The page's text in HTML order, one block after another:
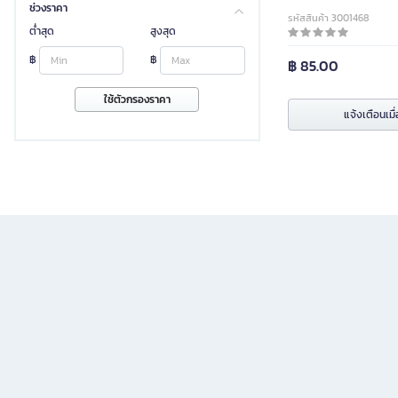
ช่วงราคา
ต่ำสุด
฿
สูงสุด
฿
ใช้ตัวกรองราคา
รหัสสินค้า 3001468
฿ 85.00
แจ้งเตือนเ